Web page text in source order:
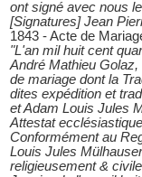
ont signé avec nous
[Signatures] Jean
1843 - Acte de
"L'an mil huit cent
André Mathieu
de mariage dont la
dites expédition et
et Adam Louis Jules
Attestat
Conformément au
Louis Jules
religieusement &